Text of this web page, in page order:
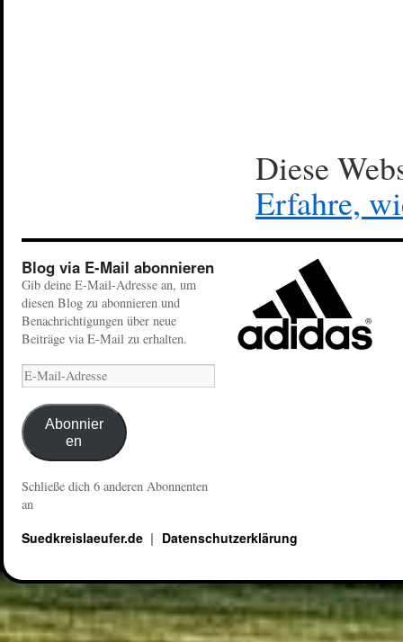
Diese
Erfahre,
Blog via E-Mail abonnieren
Gib deine E-Mail-Adresse an, um
diesen Blog zu abonnieren und
Benachrichtigungen über neue
Beiträge via E-Mail zu erhalten.
Abonnier
en
Schließe dich 6 anderen Abonnenten
an
Suedkreislaeufer.de Datenschutzerklärung